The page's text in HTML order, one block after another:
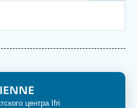
Ифри
центра Ifri